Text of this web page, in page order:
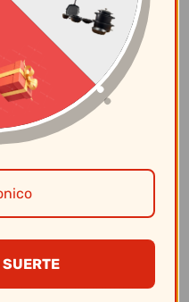
29.5Cm Ancestral